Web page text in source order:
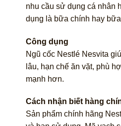
nhu cầu sử dụng cá nhân
dụng là bữa chính hay
Công dụng
Ngũ cốc Nestlé Nesvita
lâu, hạn chế ăn vặt, phù
mạnh hơn.
Cách nhận biết hàng
Sản phẩm chính hãng